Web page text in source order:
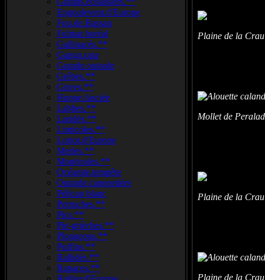
Engoulevent.d'Europe
Fou.de.Bassan
Fulmar.boréal
Gallinacés.**
Ganga.cata
Grande.outarde
Grèbes.**
Grives.**
Huppe.fasciée
Labbes.**
Laridés.**
Limicoles.**
Loriot.d'Europe
Merles.**
Monticoles.**
Océanite.tempête
Outarde.canepetière
Pélican blanc
Perruches.**
Pics.**
Pie-grièches.**
Plongeons.**
Puffins.**
Rallidés.**
Rapaces.**
Plaine de la
Mollet de
Plaine de la
Plaine de la